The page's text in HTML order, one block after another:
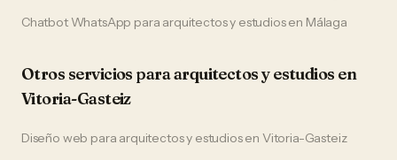
Chatbot WhatsApp para arquitectos y estudiosen Málaga
Otros servicios paraarquitectos y estudios en
Vitoria-Gasteiz
Diseño web para arquitectos y estudiosen Vitoria-Gasteiz